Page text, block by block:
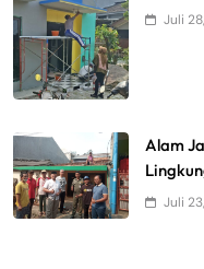
Juli
Alam
Juli